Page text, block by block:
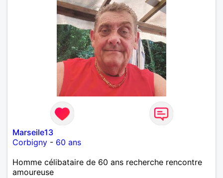
Marseile13
Corbigny - 60 ans
Homme célibataire de 60 ans recherche rencontre
amoureuse